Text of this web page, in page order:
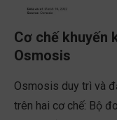
Cơ chế khuyến
Osmosis
Osmosis duy trì và
trên hai cơ chế: Bộ